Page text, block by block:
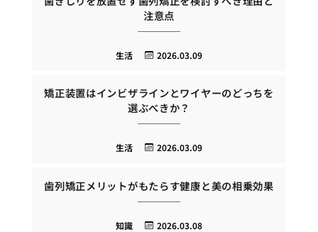
注意点
2026.03.09
生活
矯正装置はインビザラインとワイヤーのどっちを
選ぶべきか？
2026.03.09
生活
歯列矯正メリットがもたらす健康と美の相乗効果
2026.03.08
知識